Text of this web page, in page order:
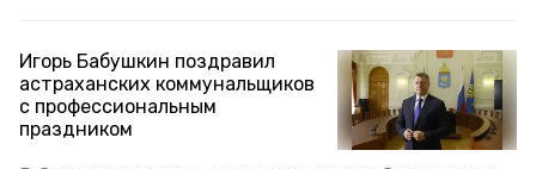
Игорь Бабушкин поздравил
астраханских коммунальщиков
с профессиональным
праздником